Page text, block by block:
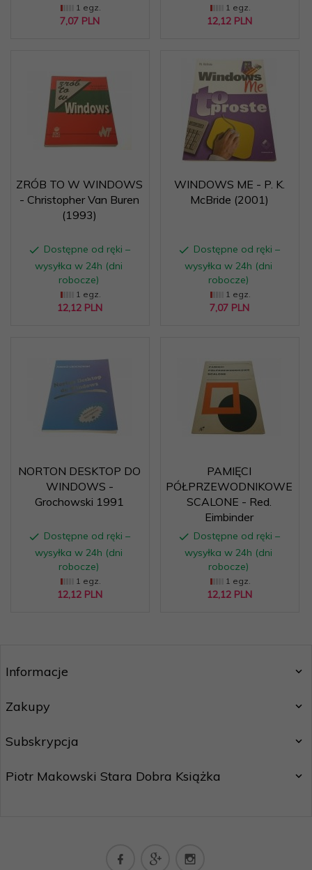
1 egz.
7,07 PLN
1 egz.
12,12 PLN
ZRÓB TO W WINDOWS
- Christopher Van Buren
(1993)
Dostępne od ręki –
wysyłka w 24h (dni
robocze)
1 egz.
12,12 PLN
WINDOWS ME - P. K.
McBride (2001)
Dostępne od ręki –
wysyłka w 24h (dni
robocze)
1 egz.
7,07 PLN
NORTON DESKTOP DO
WINDOWS -
Grochowski 1991
Dostępne od ręki –
wysyłka w 24h (dni
robocze)
1 egz.
12,12 PLN
PAMIĘCI
PÓŁPRZEWODNIKOWE
SCALONE - Red.
Eimbinder
Dostępne od ręki –
wysyłka w 24h (dni
robocze)
1 egz.
12,12 PLN
Informacje
Zakupy
Subskrypcja
Piotr Makowski Stara Dobra Książka
kontakt@staradobraksiazka.pl